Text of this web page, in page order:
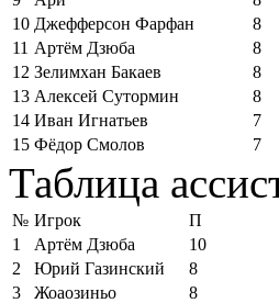
10 Джефферсон Фарфан
8
11 Артём Дзюба
8
12 Зелимхан Бакаев
8
13 Алексей Сутормин
8
14 Иван Игнатьев
7
15 Фёдор Смолов 7
Таблица
№ Игрок
П
1
Артём Дзюба
10
2
Юрий Газинский
8
3
Жоаозиньо
8